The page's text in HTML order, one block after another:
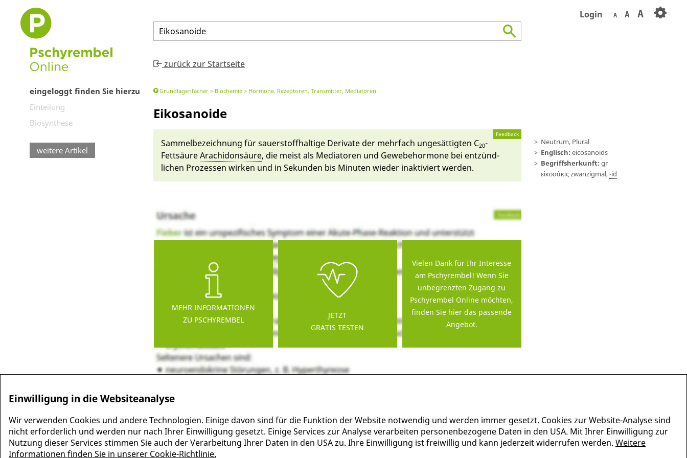
eingeloggt finden Sie hierzu
Einteilung
Biosynthese
weitere Artikel
Login A A A
Eikosanoide
zurück zur Startseite
Grundlagenfächer Biochemie Hormone, Rezeptoren, Transmitter, Mediatoren
Eikosanoide
Neutrum, Plural
Englisch: eicosanoids
Begriffsherkunft: gr
εἰκοσάκις zwan­zig­mal,-id
Feedback
Sammel­be­zeichnung für sau­erstoff­haltige Derivate der mehr­fach un­ge­sät­tig­ten C20-
Fettsäu­reArachid­onsäu­re, die meist als Media­toren und Gewebe­hormone bei ent­zünd­
lichen Prozessen wir­ken und in Sekunden bis Minu­ten wie­der in­ak­tiviert werden.
MEHR INFORMATIONEN
ZU PSCHYREMBEL
JETZT
GRATIS TESTEN
Vielen Dank für Ihr Interesse
am Pschyrembel! Wenn Sie
unbegrenzten Zugang zu
Pschyrembel Online möchten,
finden Sie hier das passende
Angebot.
Einwilligung in die Websiteanalyse
Wir verwenden Cookies und andere Technologien. Einige davon sind für die Funktion der Website notwendig und werden immer gesetzt. Cookies zur Website-Analyse sind
nicht erforderlich und werden nur nach Ihrer Einwilligung gesetzt. Einige Services zur Analyse verarbeiten personenbezogene Daten in den USA. Mit Ihrer Einwilligung zur
Nutzung dieser Services stimmen Sie auch der Verarbeitung Ihrer Daten in den USA zu. Ihre Einwilligung ist freiwillig und kann jederzeit widerrufen werden. Weitere
Informationen finden Sie in unserer Cookie-Richtlinie.